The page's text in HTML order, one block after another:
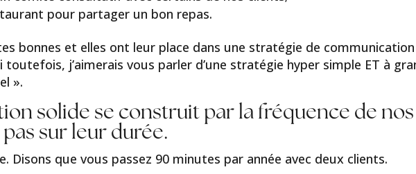
pour partager un bon repas.
bonnes et elles ont leur place dans une stratégie de communication
toutefois, j’aimerais vous parler d’une stratégie hyper simple ET à
».
solide se construit par la fréquence de nos
sur leur durée.
Disons que vous passez 90 minutes par année avec deux clients.